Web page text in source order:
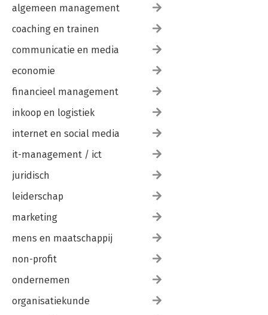
algemeen management
coaching en trainen
communicatie en media
economie
financieel management
inkoop en logistiek
internet en social media
it-management / ict
juridisch
leiderschap
marketing
mens en maatschappij
non-profit
ondernemen
organisatiekunde